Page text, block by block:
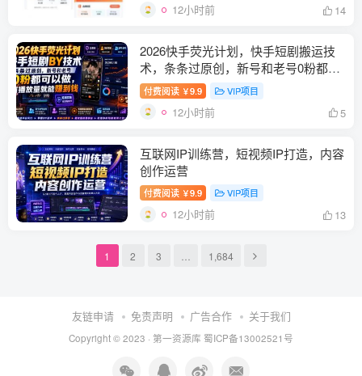
12小时前 14
2026快手荧光计划，快手短剧搬运技
术，条条过原创，新号和老号0粉都可
以做，有播放量就能賺到钱
付费阅读 ￥9.9 VIP项目
12小时前 5
互联网IP训练营，短视频IP打造，内容
创作运营
付费阅读 ￥9.9 VIP项目
12小时前 13
1 2 3 1,684
友链申请 免责声明 广告合作 关于我们
Copyright © 2023 · 第一资源库 蜀ICP备13002521号